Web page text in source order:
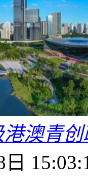
澳青
日